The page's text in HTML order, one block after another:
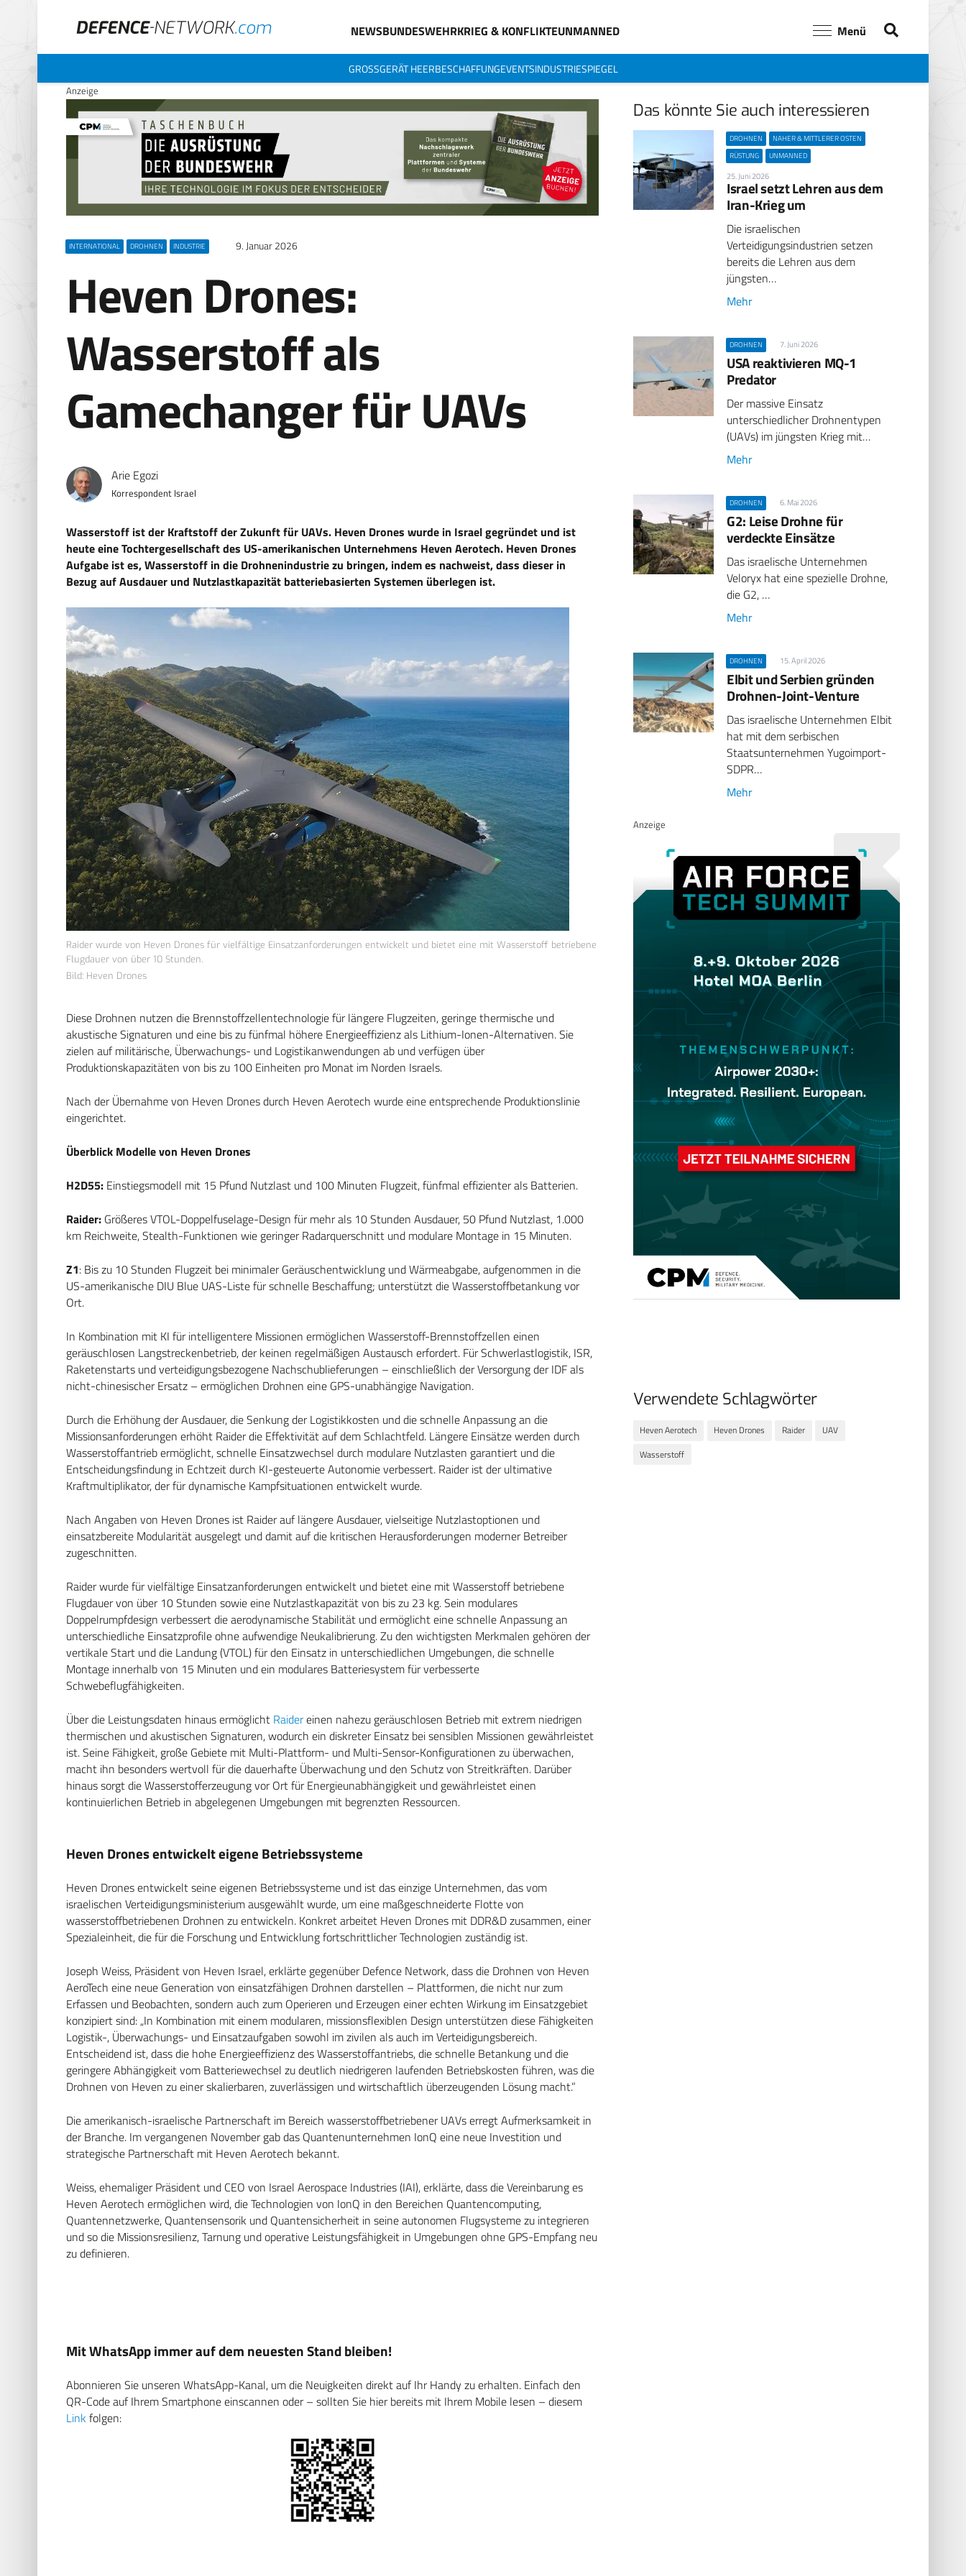
NEWSBUNDESWEHRKRIEG & KONFLIKTEUNMANNED Menü
GROSSGERÄT HEERBESCHAFFUNGEVENTSINDUSTRIESPIEGEL
Anzeige
INTERNATIONAL DROHNEN INDUSTRIE 9. Januar 2026
Heven Drones:
Wasserstoff als
Gamechanger für UAVs
Arie Egozi
Korrespondent Israel
Wasserstoff ist der Kraftstoff der Zukunft für UAVs. Heven Drones wurde in Israel gegründet und ist
heute eine Tochtergesellschaft des US-amerikanischen Unternehmens Heven Aerotech. Heven Drones
Aufgabe ist es, Wasserstoff in die Drohnenindustrie zu bringen, indem es nachweist, dass dieser in
Bezug auf Ausdauer und Nutzlastkapazität batteriebasierten Systemen überlegen ist.
Raider wurde von Heven Drones für vielfältige Einsatzanforderungen entwickelt und bietet eine mit Wasserstoff betriebene
Flugdauer von über 10 Stunden.
Bild: Heven Drones
Diese Drohnen nutzen die Brennstoffzellentechnologie für längere Flugzeiten, geringe thermische und
akustische Signaturen und eine bis zu fünfmal höhere Energieeffizienz als Lithium-Ionen-Alternativen. Sie
zielen auf militärische, Überwachungs- und Logistikanwendungen ab und verfügen über
Produktionskapazitäten von bis zu 100 Einheiten pro Monat im Norden Israels.
Nach der Übernahme von Heven Drones durch Heven Aerotech wurde eine entsprechende Produktionslinie
eingerichtet.
Überblick Modelle von Heven Drones
H2D55: Einstiegsmodell mit 15 Pfund Nutzlast und 100 Minuten Flugzeit, fünfmal effizienter als Batterien.
Raider: Größeres VTOL-Doppelfuselage-Design für mehr als 10 Stunden Ausdauer, 50 Pfund Nutzlast, 1.000
km Reichweite, Stealth-Funktionen wie geringer Radarquerschnitt und modulare Montage in 15 Minuten.
Z1: Bis zu 10 Stunden Flugzeit bei minimaler Geräuschentwicklung und Wärmeabgabe, aufgenommen in die
US-amerikanische DIU Blue UAS-Liste für schnelle Beschaffung; unterstützt die Wasserstoffbetankung vor
Ort.
In Kombination mit KI für intelligentere Missionen ermöglichen Wasserstoff-Brennstoffzellen einen
geräuschlosen Langstreckenbetrieb, der keinen regelmäßigen Austausch erfordert. Für Schwerlastlogistik, ISR,
Raketenstarts und verteidigungsbezogene Nachschublieferungen – einschließlich der Versorgung der IDF als
nicht-chinesischer Ersatz – ermöglichen Drohnen eine GPS-unabhängige Navigation.
Durch die Erhöhung der Ausdauer, die Senkung der Logistikkosten und die schnelle Anpassung an die
Missionsanforderungen erhöht Raider die Effektivität auf dem Schlachtfeld. Längere Einsätze werden durch
Wasserstoffantrieb ermöglicht, schnelle Einsatzwechsel durch modulare Nutzlasten garantiert und die
Entscheidungsfindung in Echtzeit durch KI-gesteuerte Autonomie verbessert. Raider ist der ultimative
Kraftmultiplikator, der für dynamische Kampfsituationen entwickelt wurde.
Nach Angaben von Heven Drones ist Raider auf längere Ausdauer, vielseitige Nutzlastoptionen und
einsatzbereite Modularität ausgelegt und damit auf die kritischen Herausforderungen moderner Betreiber
zugeschnitten.
Raider wurde für vielfältige Einsatzanforderungen entwickelt und bietet eine mit Wasserstoff betriebene
Flugdauer von über 10 Stunden sowie eine Nutzlastkapazität von bis zu 23 kg. Sein modulares
Doppelrumpfdesign verbessert die aerodynamische Stabilität und ermöglicht eine schnelle Anpassung an
unterschiedliche Einsatzprofile ohne aufwendige Neukalibrierung. Zu den wichtigsten Merkmalen gehören der
vertikale Start und die Landung (VTOL) für den Einsatz in unterschiedlichen Umgebungen, die schnelle
Montage innerhalb von 15 Minuten und ein modulares Batteriesystem für verbesserte
Schwebeflugfähigkeiten.
Über die Leistungsdaten hinaus ermöglicht Raidereinen nahezu geräuschlosen Betrieb mit extrem niedrigen
thermischen und akustischen Signaturen, wodurch ein diskreter Einsatz bei sensiblen Missionen gewährleistet
ist. Seine Fähigkeit, große Gebiete mit Multi-Plattform- und Multi-Sensor-Konfigurationen zu überwachen,
macht ihn besonders wertvoll für die dauerhafte Überwachung und den Schutz von Streitkräften. Darüber
hinaus sorgt die Wasserstofferzeugung vor Ort für Energieunabhängigkeit und gewährleistet einen
kontinuierlichen Betrieb in abgelegenen Umgebungen mit begrenzten Ressourcen.
Heven Drones entwickelt eigene Betriebssysteme
Heven Drones entwickelt seine eigenen Betriebssysteme und ist das einzige Unternehmen, das vom
israelischen Verteidigungsministerium ausgewählt wurde, um eine maßgeschneiderte Flotte von
wasserstoffbetriebenen Drohnen zu entwickeln. Konkret arbeitet Heven Drones mit DDR&D zusammen, einer
Spezialeinheit, die für die Forschung und Entwicklung fortschrittlicher Technologien zuständig ist.
Joseph Weiss, Präsident von Heven Israel, erklärte gegenüber Defence Network, dass die Drohnen von Heven
AeroTech eine neue Generation von einsatzfähigen Drohnen darstellen – Plattformen, die nicht nur zum
Erfassen und Beobachten, sondern auch zum Operieren und Erzeugen einer echten Wirkung im Einsatzgebiet
konzipiert sind: „In Kombination mit einem modularen, missionsflexiblen Design unterstützen diese Fähigkeiten
Logistik-, Überwachungs- und Einsatzaufgaben sowohl im zivilen als auch im Verteidigungsbereich.
Entscheidend ist, dass die hohe Energieeffizienz des Wasserstoffantriebs, die schnelle Betankung und die
geringere Abhängigkeit vom Batteriewechsel zu deutlich niedrigeren laufenden Betriebskosten führen, was die
Drohnen von Heven zu einer skalierbaren, zuverlässigen und wirtschaftlich überzeugenden Lösung macht.”
Die amerikanisch-israelische Partnerschaft im Bereich wasserstoffbetriebener UAVs erregt Aufmerksamkeit in
der Branche. Im vergangenen November gab das Quantenunternehmen IonQ eine neue Investition und
strategische Partnerschaft mit Heven Aerotech bekannt.
Weiss, ehemaliger Präsident und CEO von Israel Aerospace Industries (IAI), erklärte, dass die Vereinbarung es
Heven Aerotech ermöglichen wird, die Technologien von IonQ in den Bereichen Quantencomputing,
Quantennetzwerke, Quantensensorik und Quantensicherheit in seine autonomen Flugsysteme zu integrieren
und so die Missionsresilienz, Tarnung und operative Leistungsfähigkeit in Umgebungen ohne GPS-Empfang neu
zu definieren.
Mit WhatsApp immer auf dem neuesten Stand bleiben!
Abonnieren Sie unseren WhatsApp-Kanal, um die Neuigkeiten direkt auf Ihr Handy zu erhalten. Einfach den
QR-Code auf Ihrem Smartphone einscannen oder – sollten Sie hier bereits mit Ihrem Mobile lesen – diesem
Link folgen:
Das könnte Sie auch interessieren
DROHNEN
NAHER & MITTLERER OSTEN
RÜSTUNG
UNMANNED
25. Juni 2026
Israel setzt Lehren aus dem
Iran-Krieg um
Die israelischen
Verteidigungsindustrien setzen
bereits die Lehren aus dem
jüngsten…
Mehr
DROHNEN 7. Juni 2026
USA reaktivieren MQ-1
Predator
Der massive Einsatz
unterschiedlicher Drohnentypen
(UAVs) im jüngsten Krieg mit…
Mehr
DROHNEN 6. Mai 2026
G2: Leise Drohne für
verdeckte Einsätze
Das israelische Unternehmen
Veloryx hat eine spezielle Drohne,
die G2, …
Mehr
DROHNEN 15. April 2026
Elbit und Serbien gründen
Drohnen-Joint-Venture
Das israelische Unternehmen Elbit
hat mit dem serbischen
Staatsunternehmen Yugoimport-
SDPR…
Mehr
Anzeige
Verwendete Schlagwörter
Heven Aerotech Heven Drones Raider
UAV
Wasserstoff